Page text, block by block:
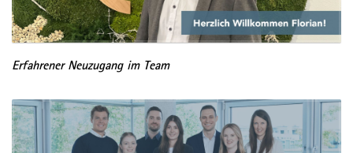
Erfahrener Neuzugang im Team